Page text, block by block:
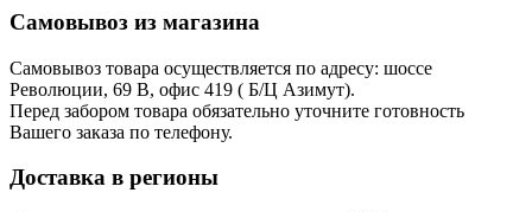
Самовывоз из магазина
Самовывоз товара осуществляется по адресу: шоссе
Революции, 69 В, офис 419 ( Б/Ц Азимут).
Перед забором товара обязательно уточните готовность
Вашего заказа по телефону.
Доставка в регионы